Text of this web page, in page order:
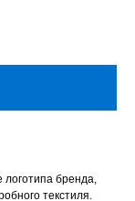
бренда,
текстиля.